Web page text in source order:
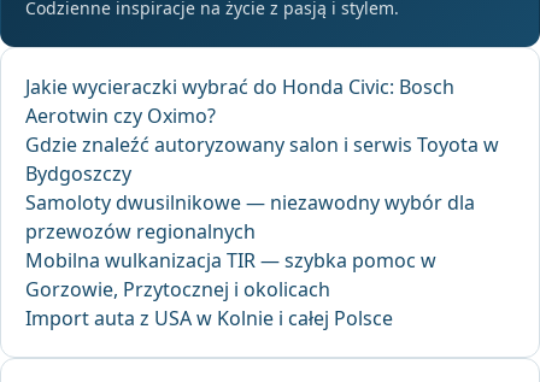
Codzienne inspiracje na życie z pasją i stylem.
Jakie wycieraczki wybrać do Honda Civic: Bosch
Aerotwin czy Oximo?
Gdzie znaleźć autoryzowany salon i serwis Toyota w
Bydgoszczy
Samoloty dwusilnikowe — niezawodny wybór dla
przewozów regionalnych
Mobilna wulkanizacja TIR — szybka pomoc w
Gorzowie, Przytocznej i okolicach
Import auta z USA w Kolnie i całej Polsce